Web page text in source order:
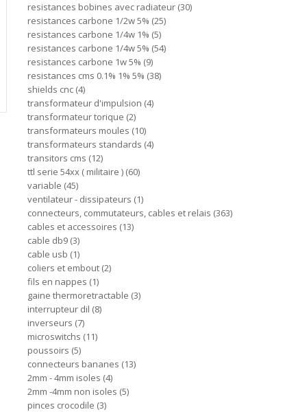
resistances bobines avec radiateur 30
resistances carbone 1/2w 5% 25
resistances carbone 1/4w 1% 5
resistances carbone 1/4w 5% 54
resistances carbone 1w 5% 9
resistances cms 0.1% 1% 5% 38
shields cnc 4
transformateur d'impulsion 4
transformateur torique 2
transformateurs moules 10
transformateurs standards 4
transitors cms 12
ttl serie 54xx ( militaire ) 60
variable 45
ventilateur - dissipateurs 1
connecteurs, commutateurs, cables et relais 363
cables et accessoires 13
cable db9 3
cable usb 1
coliers et embout 2
fils en nappes 1
gaine thermoretractable 3
interrupteur dil 8
inverseurs 7
microswitchs 11
poussoirs 5
connecteurs bananes 13
2mm - 4mm isoles 4
2mm -4mm non isoles 5
pinces crocodile 3